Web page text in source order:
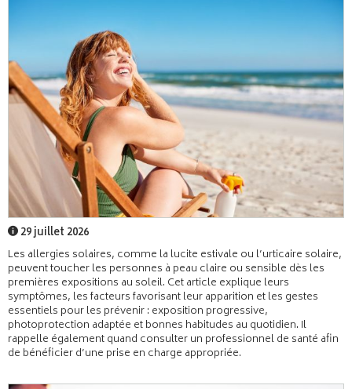
29 juillet 2026
Les allergies solaires, comme la lucite estivale ou l’urticaire solaire,
peuvent toucher les personnes à peau claire ou sensible dès les
premières expositions au soleil. Cet article explique leurs
symptômes, les facteurs favorisant leur apparition et les gestes
essentiels pour les prévenir : exposition progressive,
photoprotection adaptée et bonnes habitudes au quotidien. Il
rappelle également quand consulter un professionnel de santé afin
de bénéficier d’une prise en charge appropriée.